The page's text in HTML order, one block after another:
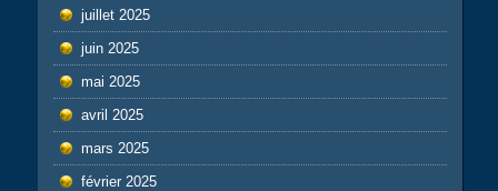
juillet 2025
juin 2025
mai 2025
avril 2025
mars 2025
février 2025